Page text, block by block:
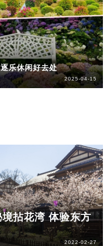
乐休闲好去处
2025-04-15
拈花湾 体验东方
2022-02-27